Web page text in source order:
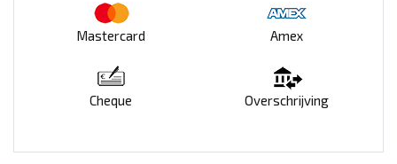
Mastercard Amex
Cheque Overschrijving